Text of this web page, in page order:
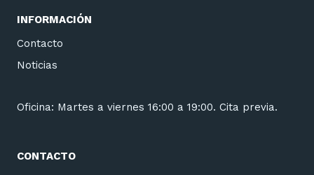
INFORMACIÓN
Contacto
Noticias
Oficina: Martes a viernes 16:00 a 19:00. Cita previa.
CONTACTO